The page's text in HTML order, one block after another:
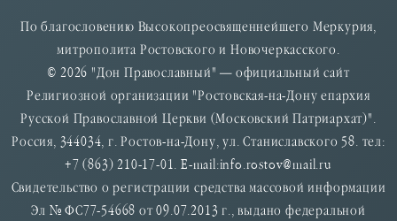
По благословению Высокопреосвященнейшего Меркурия,
митрополита Ростовского и Новочеркасского.
© 2026 "Дон Православный" — официальный сайт
Религиозной организации "Ростовская-на-Дону епархия
Русской Православной Церкви (Московский Патриархат)".
Россия, 344034, г. Ростов-на-Дону, ул. Станиславского 58. тел:
+7 (863) 210-17-01. E-mail:info.rostov@mail.ru
Свидетельство о регистрации средства массовой информации
Эл № ФС77-54668 от 09.07.2013 г., выдано федеральной